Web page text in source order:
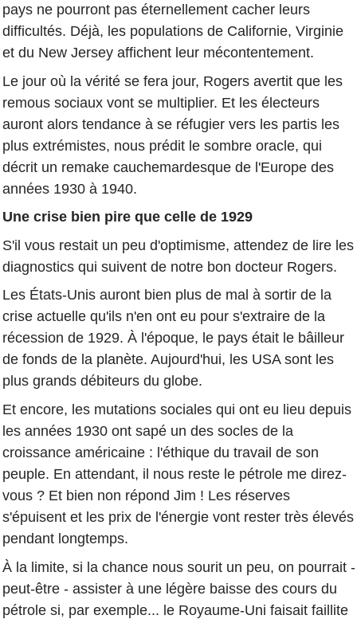
pays ne pourront pas éternellement cacher leurs
difficultés. Déjà, les populations de Californie, Virginie
et du New Jersey affichent leur mécontentement.
Le jour où la vérité se fera jour, Rogers avertit que les
remous sociaux vont se multiplier. Et les électeurs
auront alors tendance à se réfugier vers les partis les
plus extrémistes, nous prédit le sombre oracle, qui
décrit un remake cauchemardesque de l'Europe des
années 1930 à 1940.
Une crise bien pire que celle de 1929
S'il vous restait un peu d'optimisme, attendez de lire les
diagnostics qui suivent de notre bon docteur Rogers.
Les États-Unis auront bien plus de mal à sortir de la
crise actuelle qu'ils n'en ont eu pour s'extraire de la
récession de 1929. À l'époque, le pays était le bâilleur
de fonds de la planète. Aujourd'hui, les USA sont les
plus grands débiteurs du globe.
Et encore, les mutations sociales qui ont eu lieu depuis
les années 1930 ont sapé un des socles de la
croissance américaine : l'éthique du travail de son
peuple. En attendant, il nous reste le pétrole me direz-
vous ? Et bien non répond Jim ! Les réserves
s'épuisent et les prix de l'énergie vont rester très élevés
pendant longtemps.
À la limite, si la chance nous sourit un peu, on pourrait -
peut-être - assister à une légère baisse des cours du
pétrole si, par exemple... le Royaume-Uni faisait faillite